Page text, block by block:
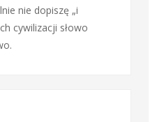
nie dopiszę „i
cywilizacji słowo